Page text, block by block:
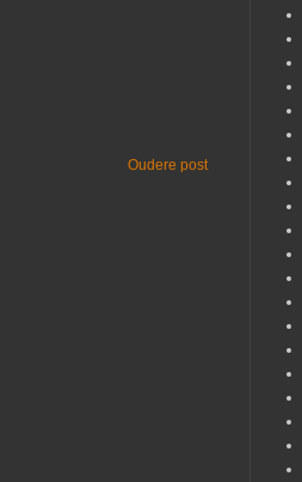
Oudere post